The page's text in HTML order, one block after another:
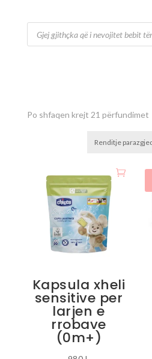
Products
search
Po shfaqen krejt 21 përfundimet
Kapsula xheli
sensitive per
larjen e
rrobave
(0m+)